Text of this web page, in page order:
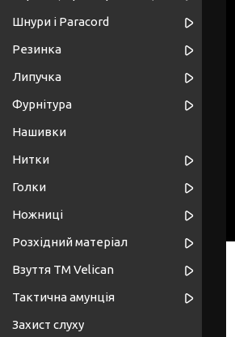
Шнури і Paracord
Резинка
Липучка
Фурнітура
Нашивки
Нитки
Голки
Ножниці
Розхідний матеріал
Взуття ТМ Velican
Тактична амунція
Захист слуху